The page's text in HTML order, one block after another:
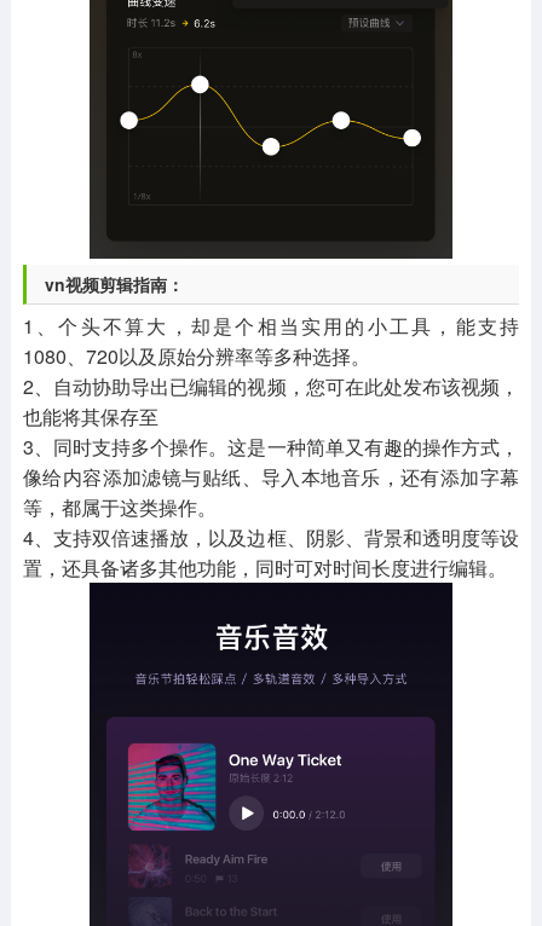
vn视频剪辑指南：
1、个头不算大，却是个相当实用的小工具，能支持
1080、720以及原始分辨率等多种选择。
2、自动协助导出已编辑的视频，您可在此处发布该视频，
也能将其保存至
3、同时支持多个操作。这是一种简单又有趣的操作方式，
像给内容添加滤镜与贴纸、导入本地音乐，还有添加字幕
等，都属于这类操作。
4、支持双倍速播放，以及边框、阴影、背景和透明度等设
置，还具备诸多其他功能，同时可对时间长度进行编辑。